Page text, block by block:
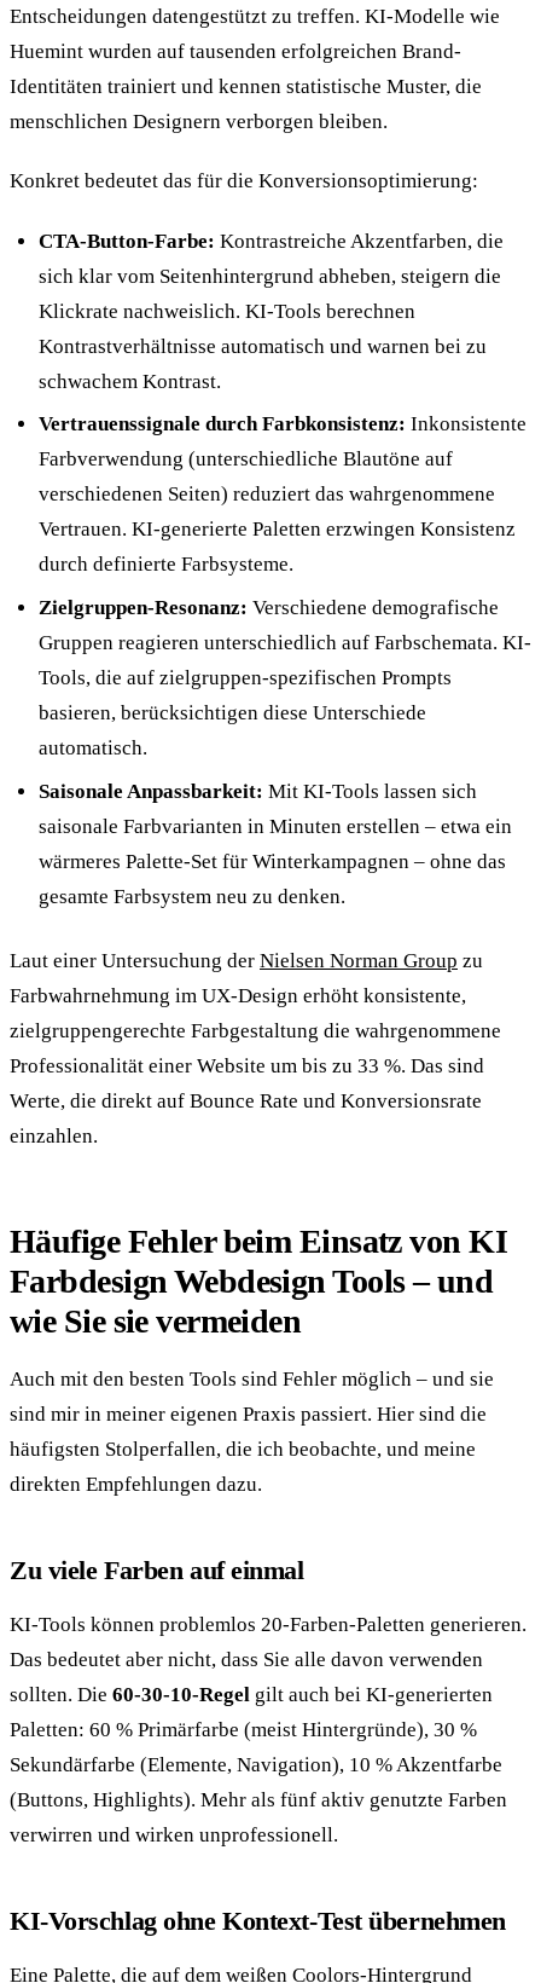
Entscheidungen datengestützt zu treffen. KI-Modelle wie
Huemint wurden auf tausenden erfolgreichen Brand-
Identitäten trainiert und kennen statistische Muster, die
menschlichen Designern verborgen bleiben.
Konkret bedeutet das für die Konversionsoptimierung:
CTA-Button-Farbe: Kontrastreiche Akzentfarben, die
sich klar vom Seitenhintergrund abheben, steigern die
Klickrate nachweislich. KI-Tools berechnen
Kontrastverhältnisse automatisch und warnen bei zu
schwachem Kontrast.
Vertrauenssignale durch Farbkonsistenz: Inkonsistente
Farbverwendung (unterschiedliche Blautöne auf
verschiedenen Seiten) reduziert das wahrgenommene
Vertrauen. KI-generierte Paletten erzwingen Konsistenz
durch definierte Farbsysteme.
Zielgruppen-Resonanz: Verschiedene demografische
Gruppen reagieren unterschiedlich auf Farbschemata. KI-
Tools, die auf zielgruppen-spezifischen Prompts
basieren, berücksichtigen diese Unterschiede
automatisch.
Saisonale Anpassbarkeit: Mit KI-Tools lassen sich
saisonale Farbvarianten in Minuten erstellen – etwa ein
wärmeres Palette-Set für Winterkampagnen – ohne das
gesamte Farbsystem neu zu denken.
Laut einer Untersuchung der Nielsen Norman Group zu
Farbwahrnehmung im UX-Design erhöht konsistente,
zielgruppengerechte Farbgestaltung die wahrgenommene
Professionalität einer Website um bis zu 33 %. Das sind
Werte, die direkt auf Bounce Rate und Konversionsrate
einzahlen.
Häufige Fehler beim Einsatz von KI
Farbdesign Webdesign Tools – und
wie Sie sie vermeiden
Auch mit den besten Tools sind Fehler möglich – und sie
sind mir in meiner eigenen Praxis passiert. Hier sind die
häufigsten Stolperfallen, die ich beobachte, und meine
direkten Empfehlungen dazu.
Zu viele Farben auf einmal
KI-Tools können problemlos 20-Farben-Paletten generieren.
Das bedeutet aber nicht, dass Sie alle davon verwenden
sollten. Die 60-30-10-Regel gilt auch bei KI-generierten
Paletten: 60 % Primärfarbe (meist Hintergründe), 30 %
Sekundärfarbe (Elemente, Navigation), 10 % Akzentfarbe
(Buttons, Highlights). Mehr als fünf aktiv genutzte Farben
verwirren und wirken unprofessionell.
KI-Vorschlag ohne Kontext-Test übernehmen
Eine Palette, die auf dem weißen Coolors-Hintergrund